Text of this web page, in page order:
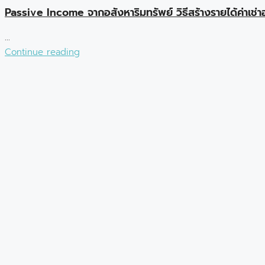
Passive Income จากอสังหาริมทรัพย์ วิธีสร้างรายได้ค่าเช่
...
Continue reading